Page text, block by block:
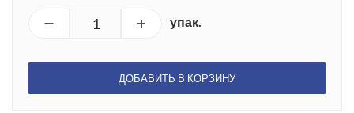
упак.
ДОБАВИТЬ В КОРЗИНУ